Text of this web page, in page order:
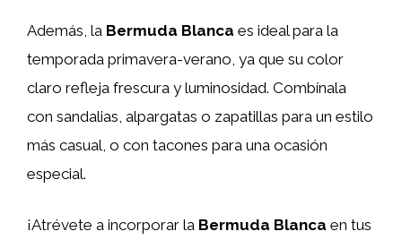
Además, la Bermuda Blanca es ideal para la
temporada primavera-verano, ya que su color
claro refleja frescura y luminosidad. Combínala
con sandalias, alpargatas o zapatillas para un estilo
más casual, o con tacones para una ocasión
especial.
¡Atrévete a incorporar la Bermuda Blanca en tus